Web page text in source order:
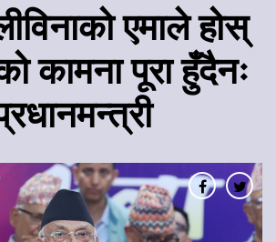
एमाले होस्
कामना पूरा हुँदैनः